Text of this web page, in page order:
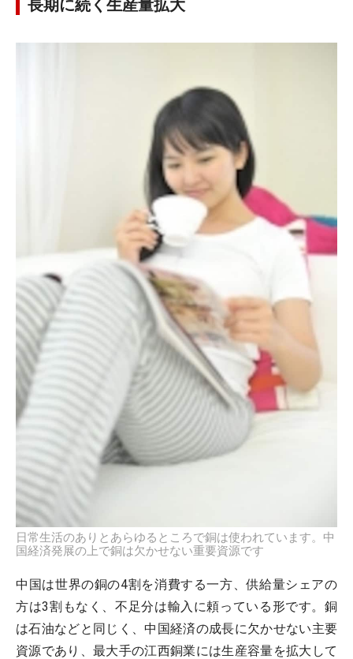
長期に続く生産量拡大
日常生活のありとあらゆるところで銅は使われています。中
国経済発展の上で銅は欠かせない重要資源です
中国は世界の銅の4割を消費する一方、供給量シェアの
方は3割もなく、不足分は輸入に頼っている形です。銅
は石油などと同じく、中国経済の成長に欠かせない主要
資源であり、最大手の江西銅業には生産容量を拡大して